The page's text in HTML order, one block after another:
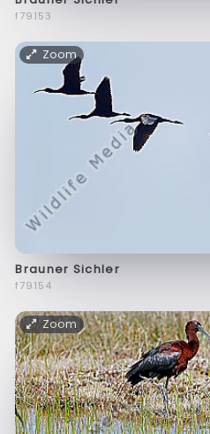
f79153
Zoom
Brauner Sichler
f79154
Zoom